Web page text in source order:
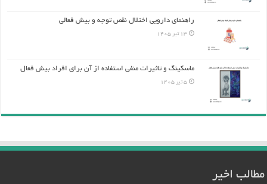
راهنمای دارویی اختلال نقص توجه و بیش فعالی
13 تیر 1405
ماسکینگ و تاثیرات منفی استفاده از آن برای افراد بیش فعال
5 تیر 1405
مطالب اخیر